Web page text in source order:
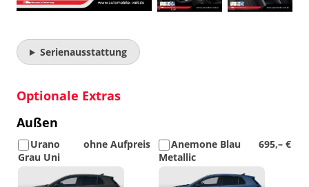
Serienausstattung
Optionale Extras
Außen
ohne Aufpreis
Urano
Grau Uni
695,– €
Anemone Blau
Metallic